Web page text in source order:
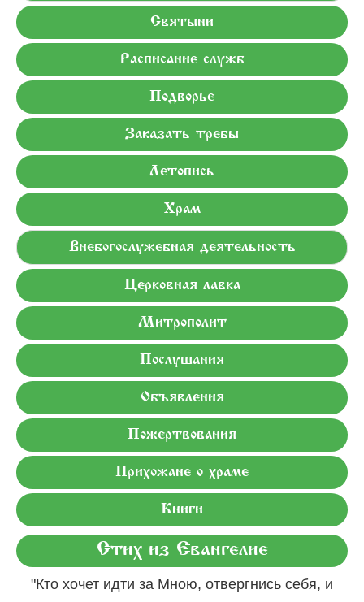
Святыни
Расписание служб
Подворье
Заказать требы
Летопись
Храм
Внебогослужебная деятельность
Церковная лавка
Митрополит
Послушания
Объявления
Пожертвования
Прихожане о храме
Книги
Стих из Евангелие
"Кто хочет идти за Мною, отвергнись себя, и